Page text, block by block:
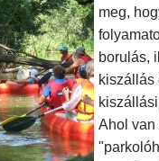
meg,
borulás,
kiszállás
Ahol van